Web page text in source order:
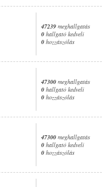
47239 meghallgatás
0 hallgató kedveli
0 hozzászólás
47300 meghallgatás
0 hallgató kedveli
0 hozzászólás
47300 meghallgatás
0 hallgató kedveli
0 hozzászólás